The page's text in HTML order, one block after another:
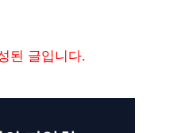
된 글입니다.